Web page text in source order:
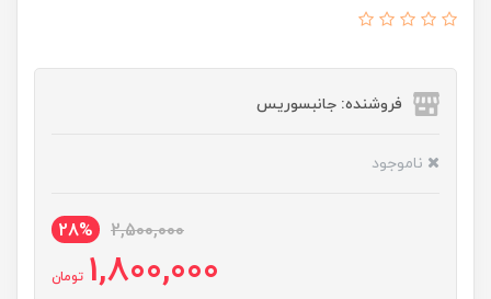
فروشنده: جانبسوریس
ناموجود
2,500,000
28%
1,800,000 تومان